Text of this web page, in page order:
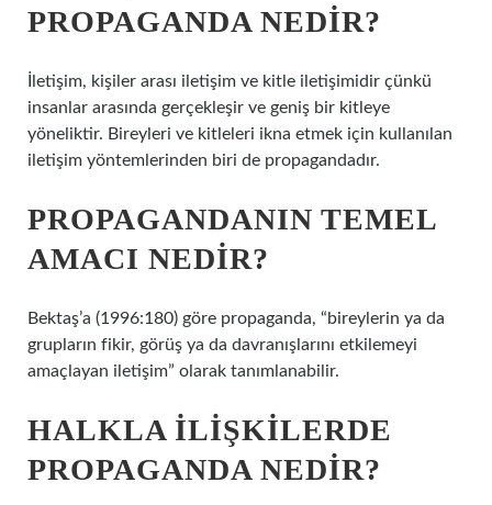
PROPAGANDA NEDIR?
İletişim, kişiler arası iletişim ve kitle iletişimidir çünkü
insanlar arasında gerçekleşir ve geniş bir kitleye
yöneliktir. Bireyleri ve kitleleri ikna etmek için kullanılan
iletişim yöntemlerinden biri de propagandadır.
PROPAGANDANIN TEMEL
AMACI NEDIR?
Bektaş’a (1996:180) göre propaganda, “bireylerin ya da
grupların fikir, görüş ya da davranışlarını etkilemeyi
amaçlayan iletişim” olarak tanımlanabilir.
HALKLA ILIŞKILERDE
PROPAGANDA NEDIR?